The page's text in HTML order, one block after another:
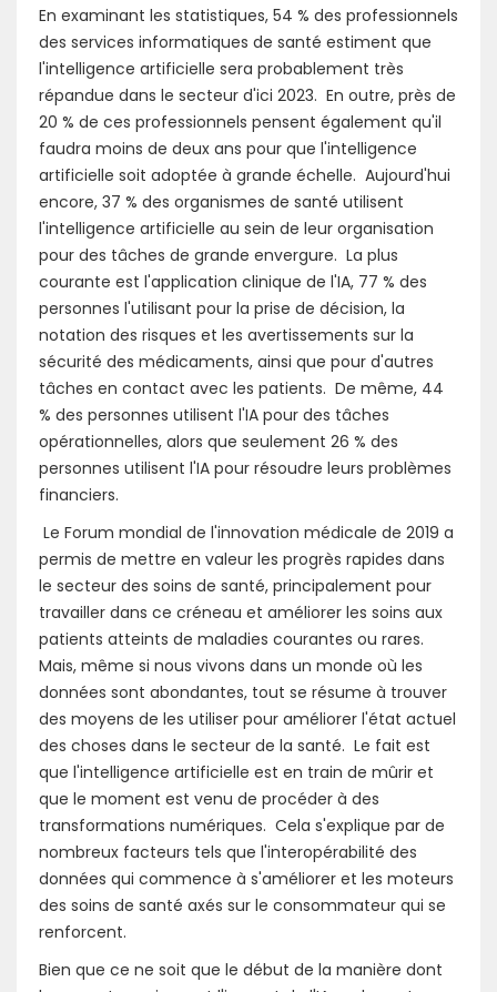
En examinant les statistiques, 54 % des professionnels
des services informatiques de santé estiment que
l'intelligence artificielle sera probablement très
répandue dans le secteur d'ici 2023. En outre, près de
20 % de ces professionnels pensent également qu'il
faudra moins de deux ans pour que l'intelligence
artificielle soit adoptée à grande échelle. Aujourd'hui
encore, 37 % des organismes de santé utilisent
l'intelligence artificielle au sein de leur organisation
pour des tâches de grande envergure. La plus
courante est l'application clinique de l'IA, 77 % des
personnes l'utilisant pour la prise de décision, la
notation des risques et les avertissements sur la
sécurité des médicaments, ainsi que pour d'autres
tâches en contact avec les patients. De même, 44
% des personnes utilisent l'IA pour des tâches
opérationnelles, alors que seulement 26 % des
personnes utilisent l'IA pour résoudre leurs problèmes
financiers.
Le Forum mondial de l'innovation médicale de 2019 a
permis de mettre en valeur les progrès rapides dans
le secteur des soins de santé, principalement pour
travailler dans ce créneau et améliorer les soins aux
patients atteints de maladies courantes ou rares.
Mais, même si nous vivons dans un monde où les
données sont abondantes, tout se résume à trouver
des moyens de les utiliser pour améliorer l'état actuel
des choses dans le secteur de la santé. Le fait est
que l'intelligence artificielle est en train de mûrir et
que le moment est venu de procéder à des
transformations numériques. Cela s'explique par de
nombreux facteurs tels que l'interopérabilité des
données qui commence à s'améliorer et les moteurs
des soins de santé axés sur le consommateur qui se
renforcent.
Bien que ce ne soit que le début de la manière dont